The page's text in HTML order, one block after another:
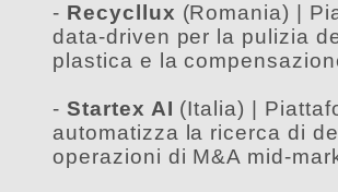
- Recycllux (Romania) |
data-driven per la pulizia
plastica e la
- Startex AI (Italia) |
automatizza la ricerca di
operazioni di M&A mid-